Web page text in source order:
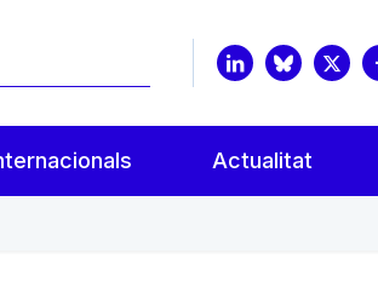
Actualitat